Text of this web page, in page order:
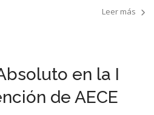
Leer más
en la I
de AECE